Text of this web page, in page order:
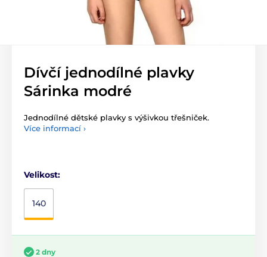
Dívčí jednodílné plavky
Sárinka modré
Jednodílné dětské plavky s výšivkou třešniček.
Více informací ›
Velikost:
140
2 dny